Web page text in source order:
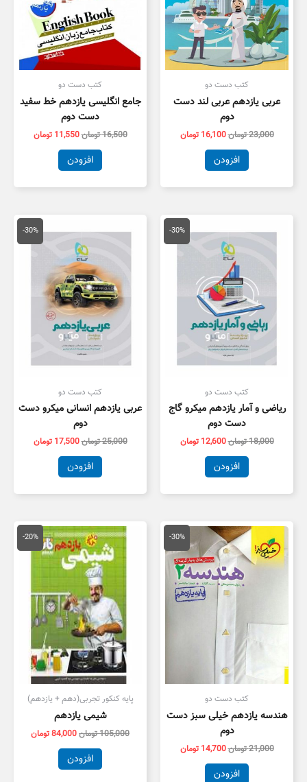
کتب دست دو
عربی یازدهم عربی لند دست
دوم
23,000تومان16,100 تومان
افزودن
کتب دست دو
جامع انگلیسی یازدهم خط سفید
دست دوم
16,500تومان11,550 تومان
افزودن
-30%
کتب دست دو
ریاضی و آمار یازدهم میکرو گاج
دست دوم
18,000تومان
اصلی
18,000 تومان
بود.
12,600 تومان
قیمت
فعلی
افزودن
-30%
کتب دست دو
عربی یازدهم انسانی میکرو دست
دوم
25,000تومان
اصلی
25,000 تومان
بود.
17,500 تومان
قیمت
فعلی
افزودن
-30%
کتب دست دو
هندسه یازدهم خیلی سبز دست
دوم
21,000تومان
قیمت
اصلی
21,000 تومان
بود.
14,700 تومان
قیمت
فعلی
است.
افزودن
-20%
پایه کنکور تجربی(دهم + یازدهم)
شیمی یازدهم
105,000تومان
قیمت
اصلی
105,000 تومان
بود.
84,000تومان
قیمت
فعلی
افزودن